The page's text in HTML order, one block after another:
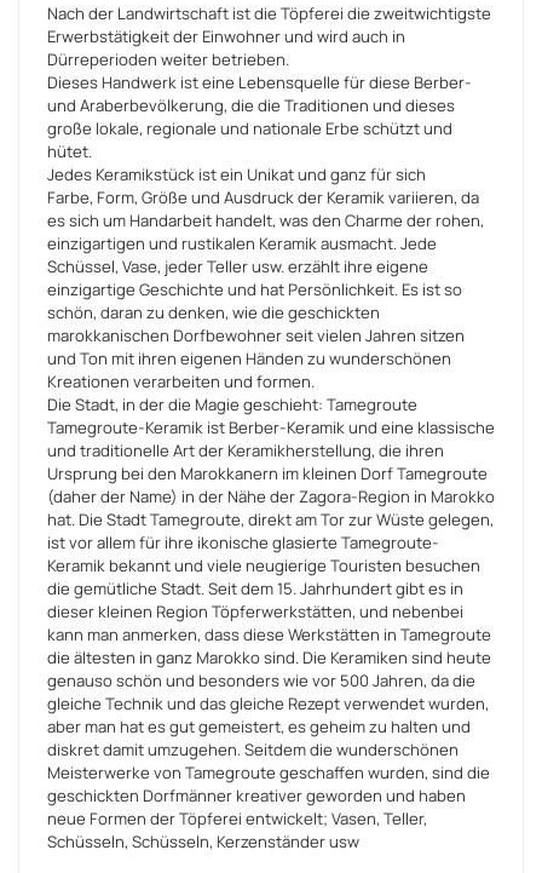
Nach der Landwirtschaft ist die Töpferei die zweitwichtigste
Erwerbstätigkeit der Einwohner und wird auch in
Dürreperioden weiter betrieben.
Dieses Handwerk ist eine Lebensquelle für diese Berber-
und Araberbevölkerung, die die Traditionen und dieses
große lokale, regionale und nationale Erbe schützt und
hütet.
Jedes Keramikstück ist ein Unikat und ganz für sich
Farbe, Form, Größe und Ausdruck der Keramik variieren, da
es sich um Handarbeit handelt, was den Charme der rohen,
einzigartigen und rustikalen Keramik ausmacht. Jede
Schüssel, Vase, jeder Teller usw. erzählt ihre eigene
einzigartige Geschichte und hat Persönlichkeit. Es ist so
schön, daran zu denken, wie die geschickten
marokkanischen Dorfbewohner seit vielen Jahren sitzen
und Ton mit ihren eigenen Händen zu wunderschönen
Kreationen verarbeiten und formen.
Die Stadt, in der die Magie geschieht: Tamegroute
Tamegroute-Keramik ist Berber-Keramik und eine klassische
und traditionelle Art der Keramikherstellung, die ihren
Ursprung bei den Marokkanern im kleinen Dorf Tamegroute
(daher der Name) in der Nähe der Zagora-Region in Marokko
hat. Die Stadt Tamegroute, direkt am Tor zur Wüste gelegen,
ist vor allem für ihre ikonische glasierte Tamegroute-
Keramik bekannt und viele neugierige Touristen besuchen
die gemütliche Stadt. Seit dem 15. Jahrhundert gibt es in
dieser kleinen Region Töpferwerkstätten, und nebenbei
kann man anmerken, dass diese Werkstätten in Tamegroute
die ältesten in ganz Marokko sind. Die Keramiken sind heute
genauso schön und besonders wie vor 500 Jahren, da die
gleiche Technik und das gleiche Rezept verwendet wurden,
aber man hat es gut gemeistert, es geheim zu halten und
diskret damit umzugehen. Seitdem die wunderschönen
Meisterwerke von Tamegroute geschaffen wurden, sind die
geschickten Dorfmänner kreativer geworden und haben
neue Formen der Töpferei entwickelt; Vasen, Teller,
Schüsseln, Schüsseln, Kerzenständer usw